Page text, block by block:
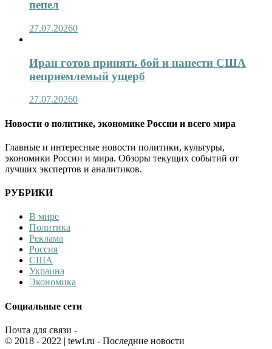
пепел
27.07.20260
Иран готов принять бой и нанести США
неприемлемый ущерб
27.07.20260
Новости о политике, экономике России и всего мира
Главные и интересные новости политики, культуры,
экономики России и мира. Обзоры текущих событий от
лучших экспертов и аналитиков.
РУБРИКИ
В мире
Политика
Реклама
Россия
США
Украина
Экономика
Социальные сети
Почта для связи -
© 2018 - 2022 | tewi.ru - Последние новости